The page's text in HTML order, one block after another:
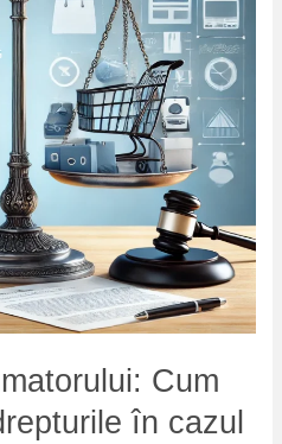
Cum
în cazul